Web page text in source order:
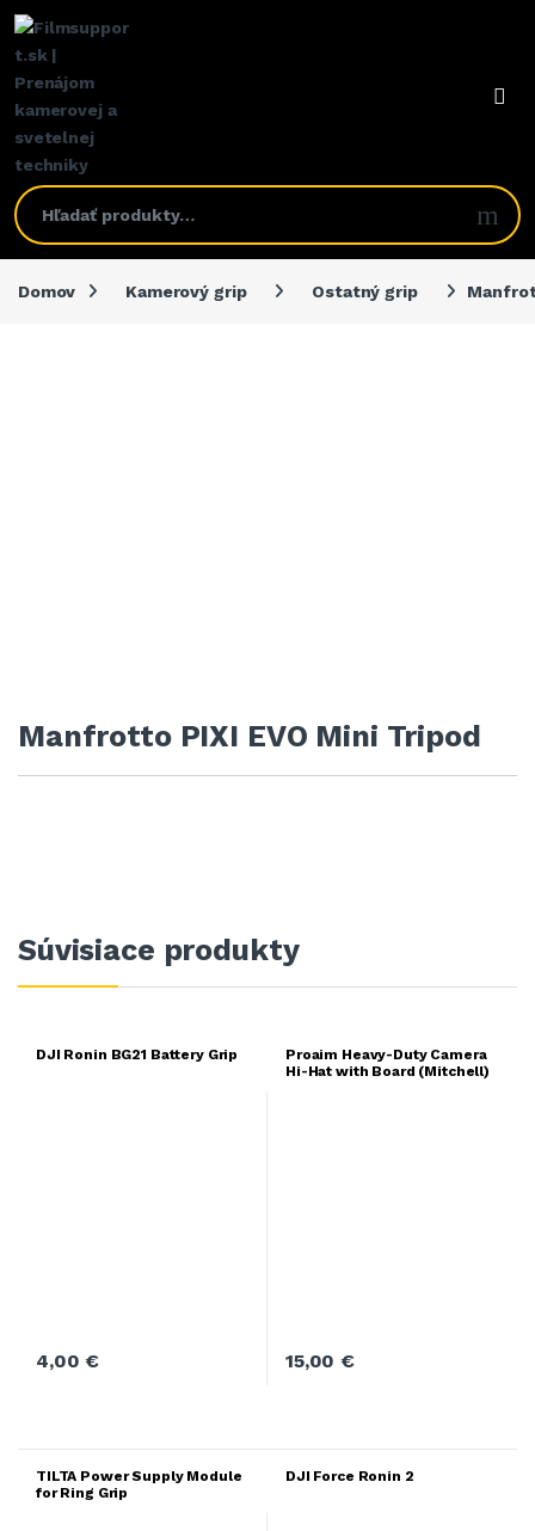
Domov Kamerový grip Ostatný grip
Manfrotto PIXI EVO Mini Tripod
Súvisiace produkty
DJI Ronin BG21 Battery Grip
4,00€
Proaim Heavy-Duty Camera
Hi-Hat with Board (Mitchell)
15,00€
TILTA Power Supply Module
for Ring Grip
DJI Force Ronin 2